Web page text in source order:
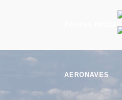
PÁGINA INICIAL
AERONAVES